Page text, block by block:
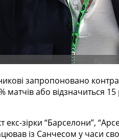
країн УЄФА
УЄФА
запропоновано
або відзначиться
зірки “Барселони”,
із Санчесом у часи